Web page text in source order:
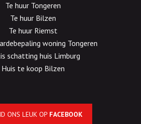
Te huur Tongeren
Te huur Bilzen
Te huur Riemst
woning Tongeren
schatting huis Limburg
Huis te koop Bilzen
ONS LEUK OP FACEBOOK